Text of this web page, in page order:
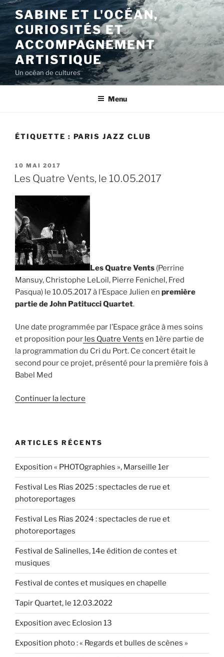
Aller
au
contenu
principal
SABINE ET L'OCÉAN,
CURIOSITÉS ET
ACCOMPAGNEMENT
ARTISTIQUE
Un océan de cultures
Menu
ÉTIQUETTE : PARIS JAZZ CLUB
PUBLIÉ
LE
10 MAI 2017
Les Quatre Vents, le 10.05.2017
Les Quatre Vents (Perrine
Mansuy, Christophe LeLoil, Pierre Fenichel, Fred
Pasqua) le 10.05.2017 à l’Espace Julien en première
partie de John Patitucci Quartet.
Une date programmée par l’Espace grâce à mes soins
et proposition pour les Quatre Vents en 1ère partie de
la programmation du Cri du Port. Ce concert était le
second pour ce projet, présenté pour la première fois à
Babel Med
Continuer la lecture
le
10.05.2017 »
ARTICLES RÉCENTS
Exposition « PHOTOgraphies », Marseille 1er
Festival Les Rias 2025 : spectacles de rue et
photoreportages
Festival Les Rias 2024 : spectacles de rue et
photoreportages
Festival de Salinelles, 14e édition de contes et
musiques
Festival de contes et musiques en chapelle
Tapir Quartet, le 12.03.2022
Exposition avec Eclosion 13
Exposition photo : « Regards et bulles de scènes »